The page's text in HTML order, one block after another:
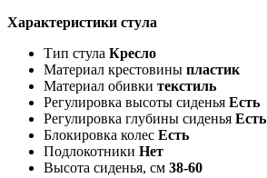
Характеристики стула
Тип стула Кресло
Материал крестовины пластик
Материал обивки текстиль
Регулировка высоты сиденья Есть
Регулировка глубины сиденья Есть
Блокировка колес Есть
Подлокотники Нет
Высота сиденья, см 38-60